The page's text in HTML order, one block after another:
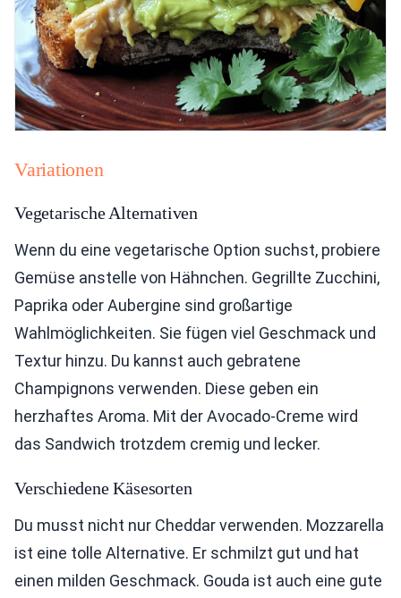
Variationen
Vegetarische Alternativen
Wenn du eine vegetarische Option suchst, probiere
Gemüse anstelle von Hähnchen. Gegrillte Zucchini,
Paprika oder Aubergine sind großartige
Wahlmöglichkeiten. Sie fügen viel Geschmack und
Textur hinzu. Du kannst auch gebratene
Champignons verwenden. Diese geben ein
herzhaftes Aroma. Mit der Avocado-Creme wird
das Sandwich trotzdem cremig und lecker.
Verschiedene Käsesorten
Du musst nicht nur Cheddar verwenden. Mozzarella
ist eine tolle Alternative. Er schmilzt gut und hat
einen milden Geschmack. Gouda ist auch eine gute